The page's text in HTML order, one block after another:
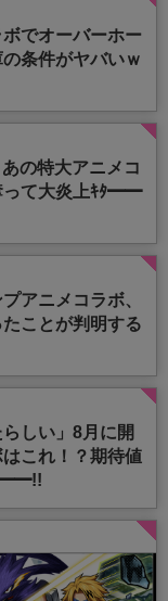
ボでオーバーホー
条件がヤバいｗ
の特大アニメコ
って大炎上ｷﾀ━━
アニメコラボ、
ことが判明する
らしい」8月に開
これ！？期待値